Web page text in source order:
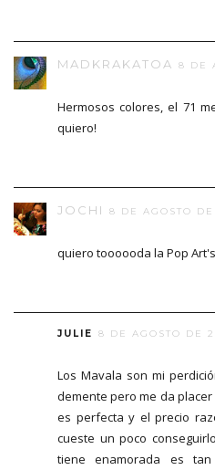
MADKRAKATOA 8 DE
Hermosos colores, el 71
quiero!
JOCHI 8 DE AGOSTO
quiero toooooda la Pop
JULIE 8 DE AGOSTO DE
Los Mavala son mi
demente pero me da
es perfecta y el precio
cueste un poco
tiene enamorada es